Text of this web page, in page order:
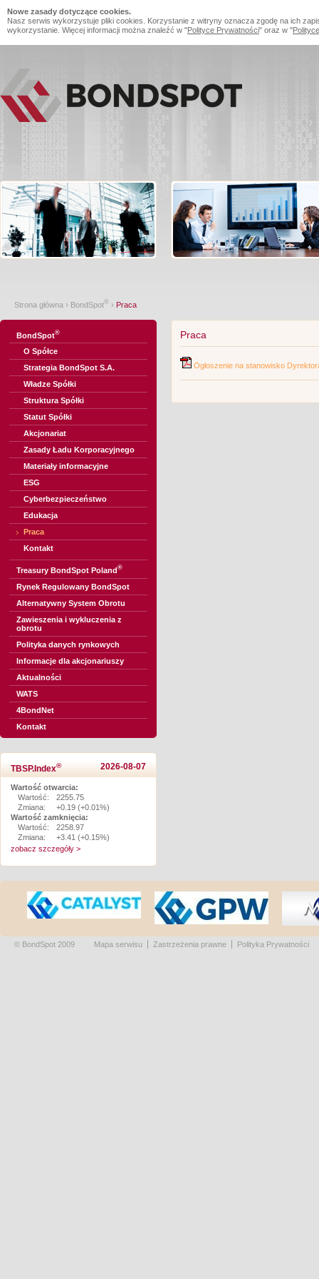
Nowe zasady dotyczące cookies.
Nasz serwis wykorzystuje pliki cookies. Korzystanie z witryny oznacza zgodę na ich
wykorzystanie. Więcej informacji można znaleźć w "Polityce Prywatności" oraz w "
Strona główna › BondSpot® › Praca
BondSpot®
O Spółce
Strategia BondSpot S.A.
Władze Spółki
Struktura Spółki
Statut Spółki
Akcjonariat
Zasady Ładu Korporacyjnego
Materiały informacyjne
ESG
Cyberbezpieczeństwo
Edukacja
Praca
Kontakt
Treasury BondSpot Poland®
Rynek Regulowany BondSpot
Alternatywny System Obrotu
Zawieszenia i wykluczenia z
obrotu
Polityka danych rynkowych
Informacje dla akcjonariuszy
Aktualności
WATS
4BondNet
Kontakt
TBSP.Index® 2026-08-07
Wartość otwarcia:
Wartość:
2255.75
Zmiana:
+0.19 (+0.01%)
Wartość zamknięcia:
Wartość:
2258.97
Zmiana:
+3.41 (+0.15%)
zobacz szczegóły >
Praca
Ogłoszenie na stanowisko
© BondSpot 2009 Mapa serwisu Zastrzeżenia prawne Polityka Prywatności